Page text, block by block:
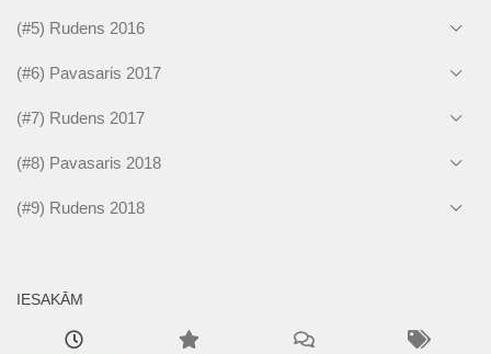
(#5) Rudens 2016
(#6) Pavasaris 2017
(#7) Rudens 2017
(#8) Pavasaris 2018
(#9) Rudens 2018
IESAKĀM